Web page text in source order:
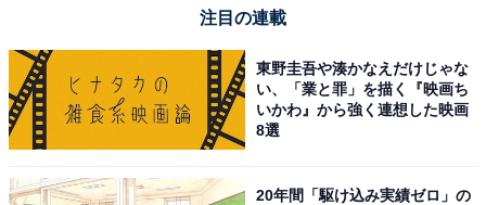
1位には天海祐希さんが選ばれました。天海さんは、
ップスターに就任するなど、エースとして大活躍しま
す。退団後は俳優として活動し、現在まで多くのドラマ
や映画に出演して国民的な人気がある俳優です。
聞き取りやすく魅力的な声を持ち、アニメ映画『崖の上
注目の連載
東野圭吾や湊かなえだけじゃな
い、「業と罪」を描く『映画ち
いかわ』から強く連想した映画
8選
20年間「駆け込み実績ゼロ」の